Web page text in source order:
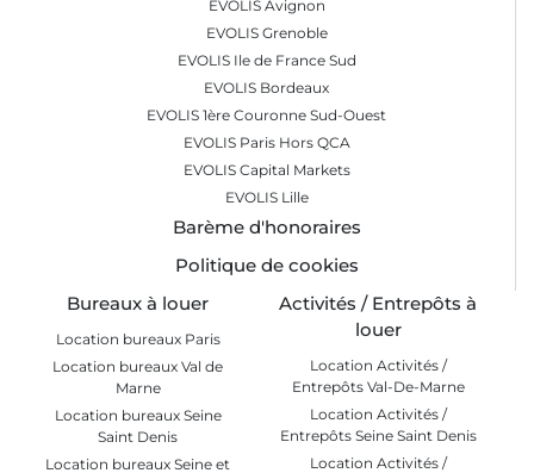
EVOLIS Avignon
EVOLIS Grenoble
EVOLIS Ile de France Sud
EVOLIS Bordeaux
EVOLIS 1ère Couronne Sud-Ouest
EVOLIS Paris Hors QCA
EVOLIS Capital Markets
EVOLIS Lille
Barème d'honoraires
Politique de cookies
Bureaux à louer
Location bureaux Paris
Location bureaux Val de
Marne
Location bureaux Seine
Saint Denis
Location bureaux Seine et
Activités / Entrepôts à
louer
Location Activités /
Entrepôts Val-De-Marne
Location Activités /
Entrepôts Seine Saint Denis
Location Activités /